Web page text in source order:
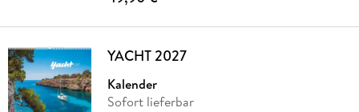
YACHT 2027
Kalender
Sofort lieferbar